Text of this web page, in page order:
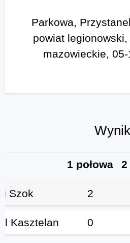
Parkowa,
powiat
mazowieckie,
1 połowa 2
Szok 2
Kasztelan 0